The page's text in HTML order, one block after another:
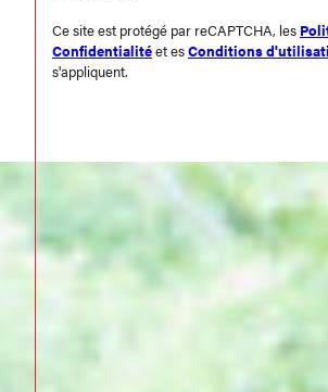
Ce site est protégé par reCAPTCHA, les
Confidentialitéet esConditions
s'appliquent.